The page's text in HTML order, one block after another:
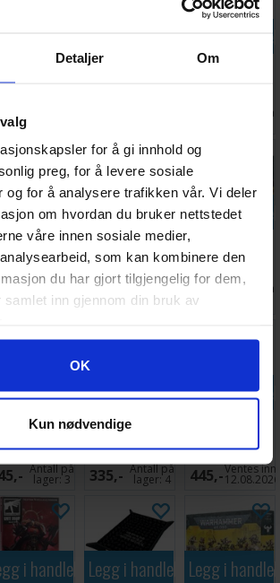
Detaljer Om
for å gi innhold og
preg, for å levere sosiale
og for å analysere trafikken vår. Vi deler
om hvordan du bruker nettstedet
våre innen sosiale medier,
som kan kombinere den
du har gjort tilgjengelig for dem,
samlet inn gjennom din bruk av
for personvern
OK
Kun nødvendige
White Dwarf
lager:
Warhammer
Legg i
Dominatus
Antall på
i handlekurven
Mek Gun
Antall på
lager:4
Legg i handlekurven
Orks Killa
Kans
465,- Antall på
lager:4
Legg i
Meganobz
530,- Antall på
i handlekurven
Orks
Antall på
lager:3
Legg i handlekurven
Ork Big Mek
Attack Gun
335,- Antall på
lager:4
Legg i
445,-Ventes inn
12.08.2026
i handlekurvenLegg i handlekurven
Legg i